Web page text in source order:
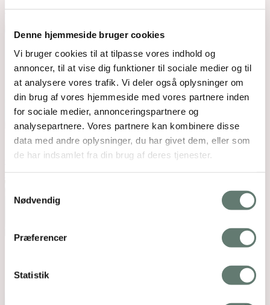
Denne hjemmeside bruger cookies
Vi bruger cookies til at tilpasse vores indhold og
annoncer, til at vise dig funktioner til sociale medier og til
at analysere vores trafik. Vi deler også oplysninger om
din brug af vores hjemmeside med vores partnere inden
for sociale medier, annonceringspartnere og
analysepartnere. Vores partnere kan kombinere disse
data med andre oplysninger, du har givet dem, eller som
de har indsamlet fra din brug af deres tjenester.
Nødvendig
Præferencer
Statistik
Open post by rosemaimonide with ID
18131383003616293